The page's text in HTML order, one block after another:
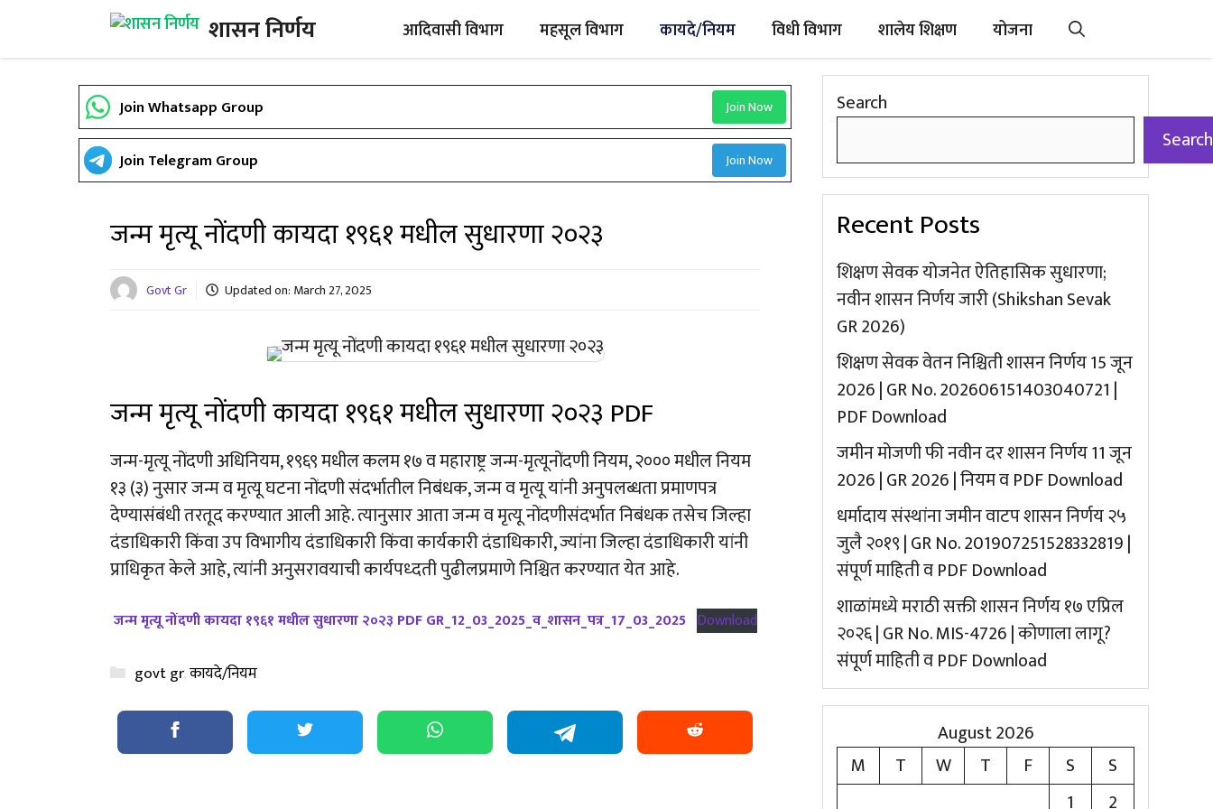
शासन निर्णय आदिवासी विभाग महसूल विभाग कायदे/नियम विधी विभाग शालेय शिक्षण योजना
Join Whatsapp Group Join Now
Join Telegram Group Join Now
जन्म मृत्यू नोंदणी कायदा १९६१ मधील सुधारणा २०२३
Govt Gr Updated on: March 27, 2025
जन्म मृत्यू नोंदणी कायदा १९६१ मधील सुधारणा २०२३ PDF
जन्म-मृत्यू नोंदणी अधिनियम, १९६९ मधील कलम १७ व महाराष्ट्र जन्म-मृत्यूनोंदणी नियम, २००० मधील नियम
१३ (३) नुसार जन्म व मृत्यू घटना नोंदणी संदर्भातील निबंधक, जन्म व मृत्यू यांनी अनुपलब्धता प्रमाणपत्र
देण्यासंबंधी तरतूद करण्यात आली आहे. त्यानुसार आता जन्म व मृत्यू नोंदणीसंदर्भात निबंधक तसेच जिल्हा
दंडाधिकारी किंवा उप विभागीय दंडाधिकारी किंवा कार्यकारी दंडाधिकारी, ज्यांना जिल्हा दंडाधिकारी यांनी
प्राधिकृत केले आहे, त्यांनी अनुसरावयाची कार्यपध्दती पुढीलप्रमाणे निश्चित करण्यात येत आहे.
जन्म मृत्यू नोंदणी कायदा १९६१ मधील सुधारणा २०२३ PDF GR_12_03_2025_व_शासन_पत्र_17_03_2025 Download
Categories
govt gr,कायदे/नियम
Search
Search
Recent Posts
शिक्षण सेवक योजनेत ऐतिहासिक सुधारणा;
नवीन शासन निर्णय जारी (Shikshan Sevak
GR 2026)
शिक्षण सेवक वेतन निश्चिती शासन निर्णय 15 जून
2026 | GR No. 202606151403040721 |
PDF Download
जमीन मोजणी फी नवीन दर शासन निर्णय 11 जून
2026 | GR 2026 | नियम व PDF Download
धर्मादाय संस्थांना जमीन वाटप शासन निर्णय २५
जुलै २०१९ | GR No. 201907251528332819 |
संपूर्ण माहिती व PDF Download
शाळांमध्ये मराठी सक्ती शासन निर्णय १७ एप्रिल
२०२६ | GR No. MIS-4726 | कोणाला लागू?
संपूर्ण माहिती व PDF Download
August 2026
M
T W T F S
S
1
2